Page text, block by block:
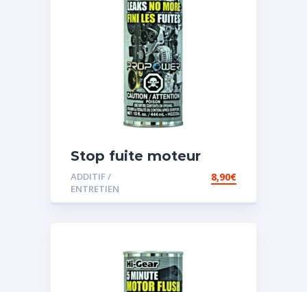
Stop fuite moteur
ADDITIF /
ENTRETIEN
8,90€